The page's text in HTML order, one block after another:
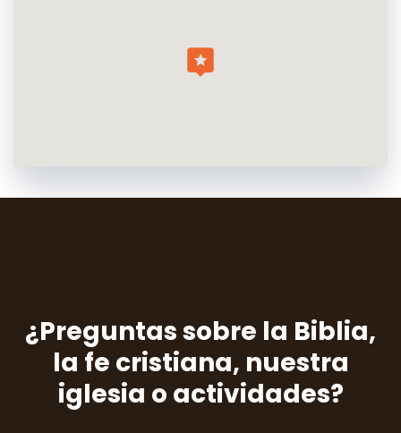
¿Preguntas sobre la Biblia,
la fe cristiana, nuestra
iglesia o actividades?